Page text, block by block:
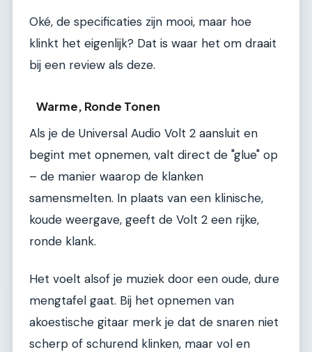
Oké, de specificaties zijn mooi, maar hoe
klinkt het eigenlijk? Dat is waar het om draait
bij een review als deze.
Warme, Ronde Tonen
Als je de Universal Audio Volt 2 aansluit en
begint met opnemen, valt direct de "glue" op
– de manier waarop de klanken
samensmelten. In plaats van een klinische,
koude weergave, geeft de Volt 2 een rijke,
ronde klank.
Het voelt alsof je muziek door een oude, dure
mengtafel gaat. Bij het opnemen van
akoestische gitaar merk je dat de snaren niet
scherp of schurend klinken, maar vol en